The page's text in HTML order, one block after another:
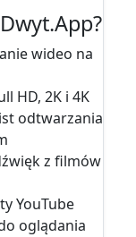
wideo na
HD, 2K i 4K
odtwarzania
z filmów
YouTube
oglądania